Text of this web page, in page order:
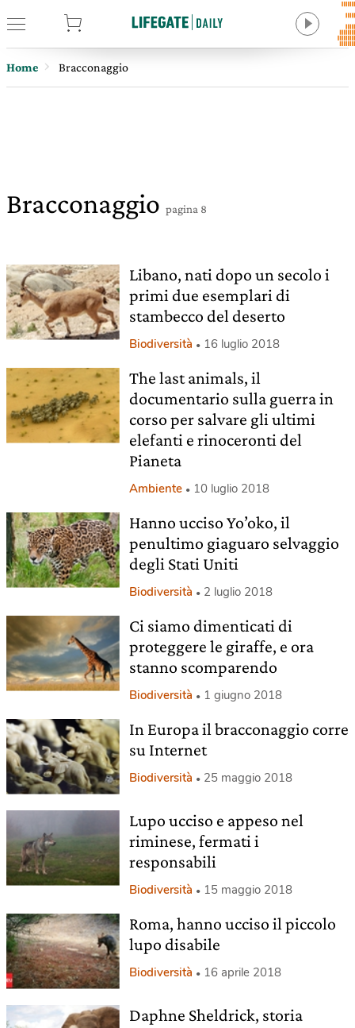
Home Bracconaggio
Bracconaggio pagina 8
Libano, nati dopo un secolo i
primi due esemplari di
stambecco del deserto
Biodiversità 16 luglio 2018
The last animals, il
documentario sulla guerra in
corso per salvare gli ultimi
elefanti e rinoceronti del
Pianeta
Ambiente 10 luglio 2018
Hanno ucciso Yo’oko, il
penultimo giaguaro selvaggio
degli Stati Uniti
Biodiversità 2 luglio 2018
Ci siamo dimenticati di
proteggere le giraffe, e ora
stanno scomparendo
Biodiversità 1 giugno 2018
In Europa il bracconaggio corre
su Internet
Biodiversità 25 maggio 2018
Lupo ucciso e appeso nel
riminese, fermati i
responsabili
Biodiversità 15 maggio 2018
Roma, hanno ucciso il piccolo
lupo disabile
Biodiversità 16 aprile 2018
Daphne Sheldrick, storia